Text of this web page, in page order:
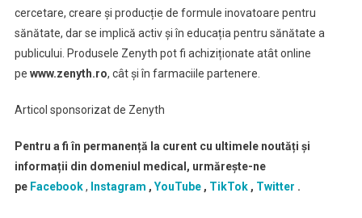
cercetare, creare și producție de formule inovatoare pentru
sănătate, dar se implică activ și în educația pentru sănătate a
publicului. Produsele Zenyth pot fi achiziționate atât online
pe www.zenyth.ro, cât și în farmaciile partenere.
Articol sponsorizat de Zenyth
Pentru a fi în permanență la curent cu ultimele noutăți și
informații din domeniul medical, urmărește-ne
pe Facebook, Instagram , YouTube, TikTok, Twitter .